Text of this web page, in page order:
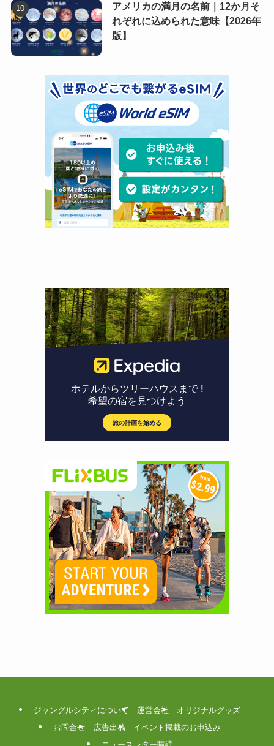
アメリカの満月の名前｜12か月そ
れぞれに込められた意味【2026年
版】
ジャングルシティについて 運営会社
オリジナルグッズ
お問合せ
広告出稿
イベント掲載のお申込み